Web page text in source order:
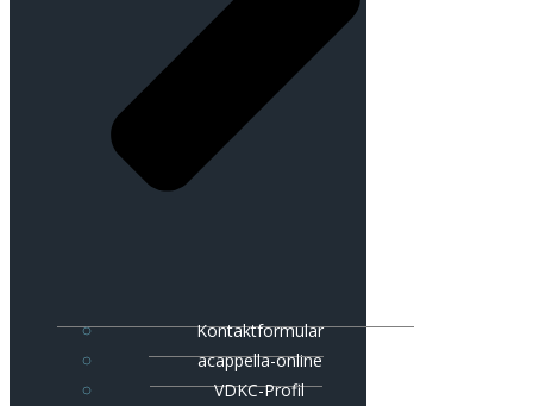
Kontaktformular
acappella-online
VDKC-Profil